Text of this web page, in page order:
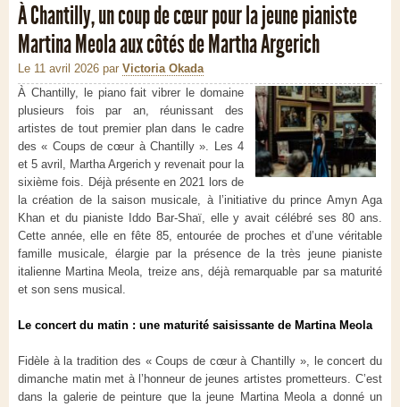
À Chantilly, un coup de cœur pour la jeune pianiste
Martina Meola aux côtés de Martha Argerich
Le 11 avril 2026 par Victoria Okada
À Chantilly, le piano fait vibrer le domaine
plusieurs fois par an, réunissant des
artistes de tout premier plan dans le cadre
des « Coups de cœur à Chantilly ». Les 4
et 5 avril, Martha Argerich y revenait pour la
sixième fois. Déjà présente en 2021 lors de
la création de la saison musicale, à l’initiative du prince Amyn Aga
Khan et du pianiste Iddo Bar-Shaï, elle y avait célébré ses 80 ans.
Cette année, elle en fête 85, entourée de proches et d’une véritable
famille musicale, élargie par la présence de la très jeune pianiste
italienne Martina Meola, treize ans, déjà remarquable par sa maturité
et son sens musical.
Le concert du matin : une maturité saisissante de Martina Meola
Fidèle à la tradition des « Coups de cœur à Chantilly », le concert du
dimanche matin met à l’honneur de jeunes artistes prometteurs. C’est
dans la galerie de peinture que la jeune Martina Meola a donné un